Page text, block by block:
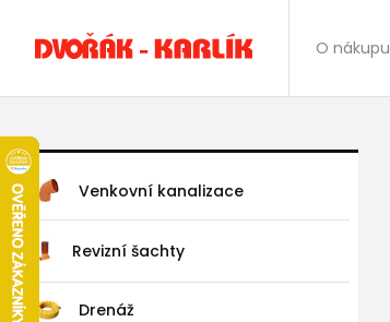
O nákupu
Venkovní kanalizace
Revizní šachty
Drenáž